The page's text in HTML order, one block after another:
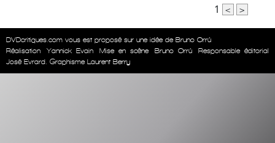
1 < >
DVDcritiques.com vous est proposé sur une idée de Bruno Orrú
Réalisation
Yannick Evain Mise en scène Bruno Orrú
Responsable éditorial
José Evrard. Graphisme Laurent Berry